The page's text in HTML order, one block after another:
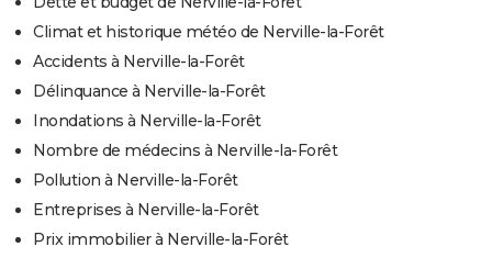
Climat et historique météo de Nerville-la-Forêt
Accidents à Nerville-la-Forêt
Délinquance à Nerville-la-Forêt
Inondations à Nerville-la-Forêt
Nombre de médecins à Nerville-la-Forêt
Pollution à Nerville-la-Forêt
Entreprises à Nerville-la-Forêt
Prix immobilier à Nerville-la-Forêt